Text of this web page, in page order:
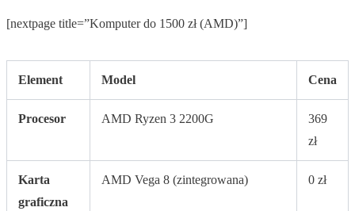
[nextpage title=”Komputer do 1500 zł (AMD)”]
Element Model Cena
Procesor AMD Ryzen 3 2200G
369
zł
Karta
graficzna
AMD Vega 8 (zintegrowana) 0 zł